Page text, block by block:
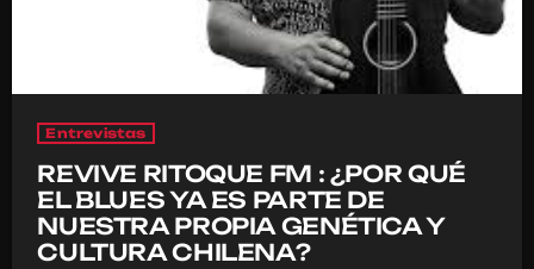
Entrevistas
REVIVE RITOQUE FM : ¿POR QUÉ
EL BLUES YA ES PARTE DE
NUESTRA PROPIA GENÉTICA Y
CULTURA CHILENA?